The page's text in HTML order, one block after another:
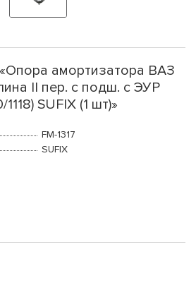
амортизатора ВАЗ
II пер. с подш. с ЭУР
SUFIX (1 шт)»
FM-1317
SUFIX